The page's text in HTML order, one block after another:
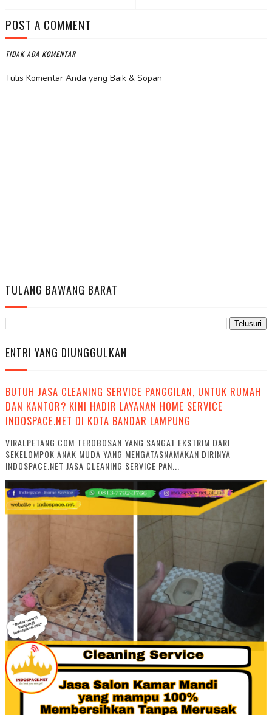
POST A COMMENT
TIDAK ADA KOMENTAR
Tulis Komentar Anda yang Baik & Sopan
TULANG BAWANG BARAT
ENTRI YANG DIUNGGULKAN
BUTUH JASA CLEANING SERVICE PANGGILAN, UNTUK RUMAH
DAN KANTOR? KINI HADIR LAYANAN HOME SERVICE
INDOSPACE.NET DI KOTA BANDAR LAMPUNG
VIRALPETANG.COM TEROBOSAN YANG SANGAT EKSTRIM DARI
SEKELOMPOK ANAK MUDA YANG MENGATASNAMAKAN DIRINYA
INDOSPACE.NET JASA CLEANING SERVICE PAN...